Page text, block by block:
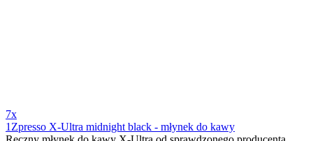
7x
1Zpresso X-Ultra midnight black - młynek do kawy